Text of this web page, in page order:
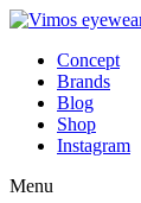
Concept
Brands
Blog
Shop
Instagram
Menu